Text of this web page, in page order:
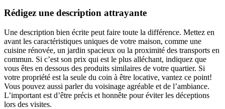
Rédigez une description attrayante
Une description bien écrite peut faire toute la différence. Mettez en
avant les caractéristiques uniques de votre maison, comme une
cuisine rénovée, un jardin spacieux ou la proximité des transports en
commun. Si c’est son prix qui est le plus alléchant, indiquez que
vous êtes en dessous des produits similaires de votre quartier. Si
votre propriété est la seule du coin à être locative, vantez ce point!
Vous pouvez aussi parler du voisinage agréable et de l’ambiance.
L’important est d’être précis et honnête pour éviter les déceptions
lors des visites.